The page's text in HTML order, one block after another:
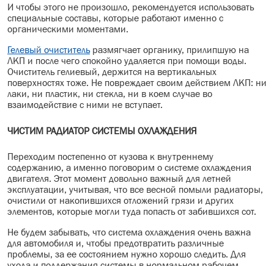
И чтобы этого не произошло, рекомендуется использовать
специальные составы, которые работают именно с
органическими моментами.
Гелевый очистительразмягчает органику, прилипшую на
ЛКП и после чего спокойно удаляется при помощи воды.
Очиститель гелиевый, держится на вертикальных
поверхностях тоже. Не повреждает своим действием ЛКП: ни
лаки, ни пластик, ни стекла, ни в коем случае во
взаимодействие с ними не вступает.
ЧИСТИМ РАДИАТОР СИСТЕМЫ ОХЛАЖДЕНИЯ
Переходим постепенно от кузова к внутреннему
содержанию, а именно поговорим о системе охлаждения
двигателя. Этот момент довольно важный для летней
эксплуатации, учитывая, что все весной помыли радиаторы,
очистили от накопившихся отложений грязи и других
элементов, которые могли туда попасть от забившихся сот.
Не будем забывать, что система охлаждения очень важна
для автомобиля и, чтобы предотвратить различные
проблемы, за ее состоянием нужно хорошо следить. Для